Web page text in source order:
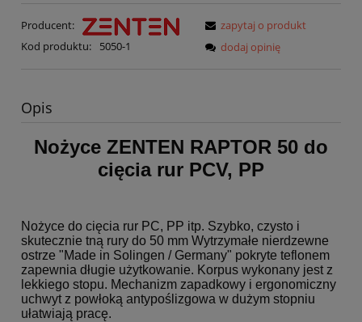
Producent:
Kod produktu:
5050-1
zapytaj o produkt
dodaj opinię
Opis
Nożyce ZENTEN RAPTOR 50 do
cięcia rur PCV, PP
Nożyce do cięcia rur PC, PP itp. Szybko, czysto i
skutecznie tną rury do 50 mm Wytrzymałe nierdzewne
ostrze "Made in Solingen / Germany" pokryte teflonem
zapewnia długie użytkowanie. Korpus wykonany jest z
lekkiego stopu. Mechanizm zapadkowy i ergonomiczny
uchwyt z powłoką antypoślizgowa w dużym stopniu
ułatwiają pracę.